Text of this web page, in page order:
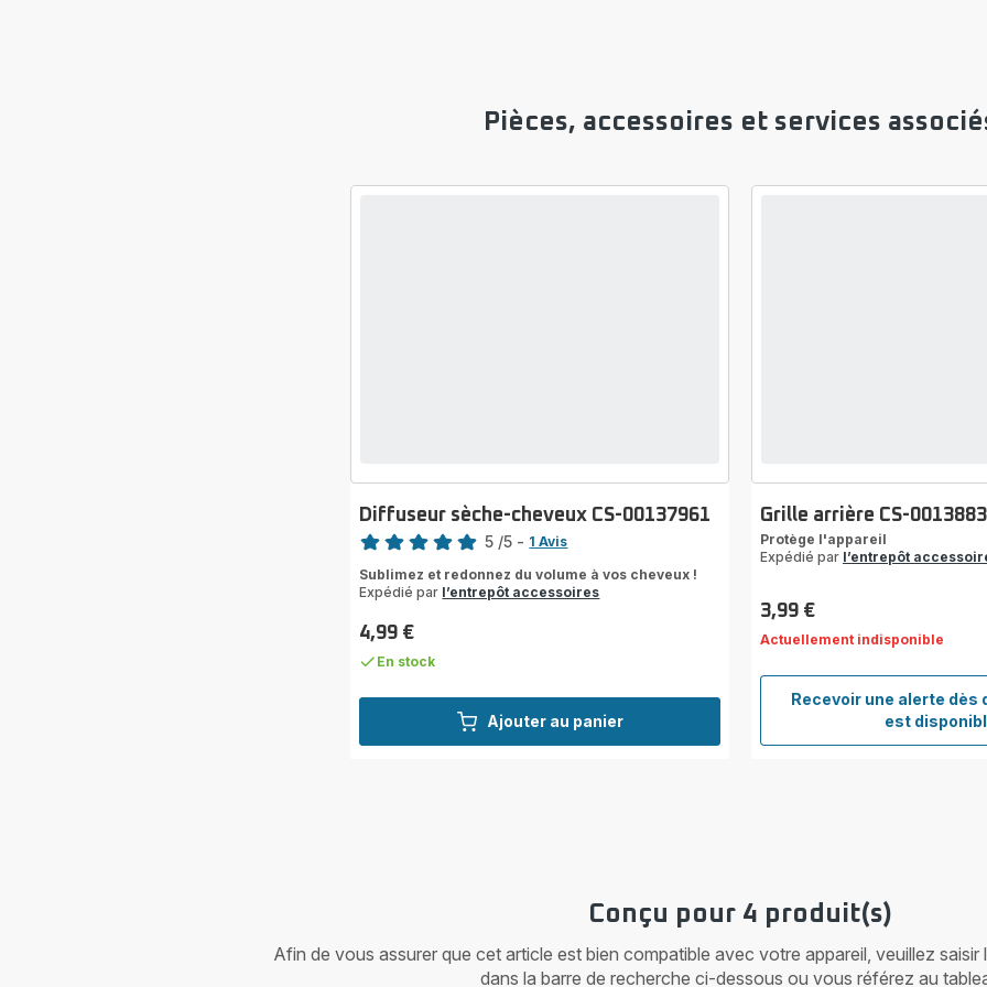
Pièces, accessoires et services
Ajouter au panier
Diffuseur sèche-cheveux CS-00137961
Note
5
étoiles
(moyenne)
5 /5 - 1 Avis
Sublimez et redonnez du volume à vos cheveux !
Expédié par l’entrepôt accessoires
Prix
4,99 €
En stock
Recevoir une alerte dès
est
Grille arrière CS-
Protège l'appareil
Expédié par l’entrepôt
Prix
3,99 €
Actuellement indisponible
Conçu pour 4 produit(s)
Afin de vous assurer que cet article est bien compatible avec votre appareil, veuillez
dans la barre de recherche ci-dessous ou vous référez au